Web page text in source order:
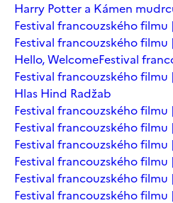
Harry Potter a Kámen
Festival francouzského filmu
Festival francouzského
Hello, WelcomeFestival
Festival francouzského
Hlas Hind Radžab
Festival francouzského
Festival francouzského
Festival francouzského
Festival francouzského filmu
Festival francouzského
Festival francouzského